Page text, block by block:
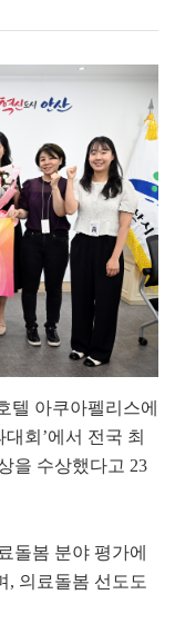
텔 아쿠아펠리스에
회’에서 전국 최
을 수상했다고 23
돌봄 분야 평가에
, 의료돌봄 선도도